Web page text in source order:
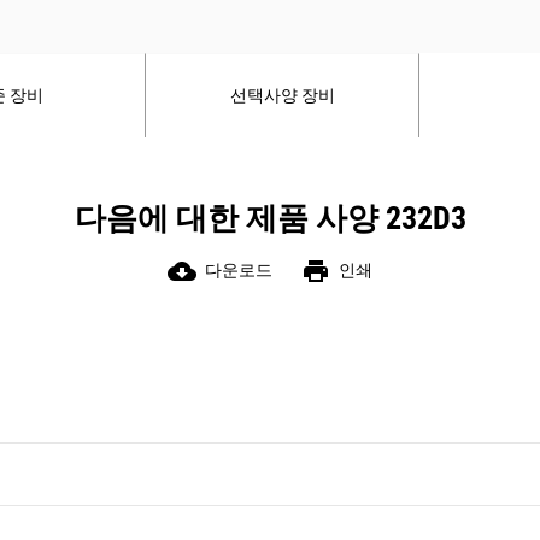
지 시간을 단축할 뿐만 아니라 장비 수명
동안 교체되는 유체와 필터의 양도 줄여
작업 툴 포지셔너, 굴착 위치 회송 및 Cat
생산성을 높입니다.
풋 스로틀 페달 및 냉각 계통 수요 팬과
같은 효율성 기능을 통해 연료를 절약하
고 온실 가스 배출을 줄입니다.
장비 선택사양 장비
다음에 대한 제품 사양 232D3
cloud_download 다운로드 print 인쇄